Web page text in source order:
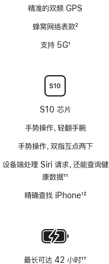
精准的双频 GPS
蜂窝网络表款2
支持 5G1
S10 芯片
手势操作，轻翻手腕
手势操作，双指互点两下
设备端处理 Siri 请求，还能查询健
康数据11
精确查找 iPhone12
最长可达 42 小时17